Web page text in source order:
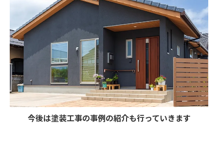
今後は塗装工事の事例の紹介も行っていきます